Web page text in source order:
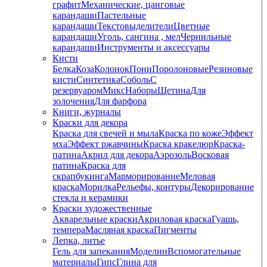
графитМеханические, цанговые
карандашиПастельные
карандашиТекстовыделителиЦветные
карандашиУголь, сангина , мелЧернильные
карандашиИнструменты и аксессуары
Кисти
БелкаКозаКолонокПониПоролоновыеРезиновые
кистиСинтетикаСобольС
резервуаромМиксНаборыЩетинаДля
золоченияДля фарфора
Книги, журналы
Краски для декора
Краска для свечей и мылаКраска по кожеЭффект
мхаЭффект ржавчиныКраска кракелюрКраска-
патинаАкрил для декораАэрозольВосковая
патинаКраска для
скрапбукингаМарморированиеМеловая
краскаМорилкаРельефы, контурыДекорирование
стекла и керамики
Краски художественные
Акварельные краскиАкриловая краскаГуашь,
темпераМасляная краскаПигменты
Лепка, литье
Гель для запеканияМоделинВспомогательные
материалыГипсГлина для